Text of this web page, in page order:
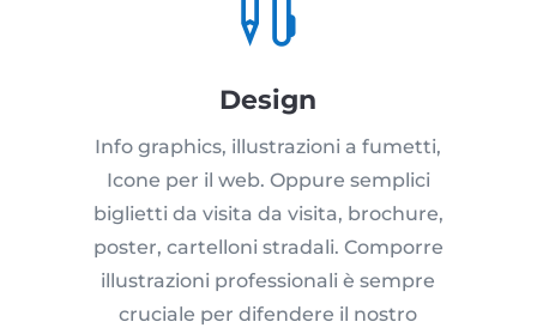
Design
Info graphics, illustrazioni a fumetti,
Icone per il web. Oppure semplici
biglietti da visita da visita, brochure,
poster, cartelloni stradali. Comporre
illustrazioni professionali è sempre
cruciale per difendere il nostro